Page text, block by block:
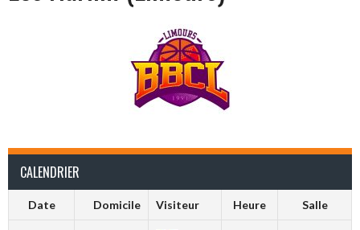
CALENDRIER
Date Domicile Visiteur Heure Salle